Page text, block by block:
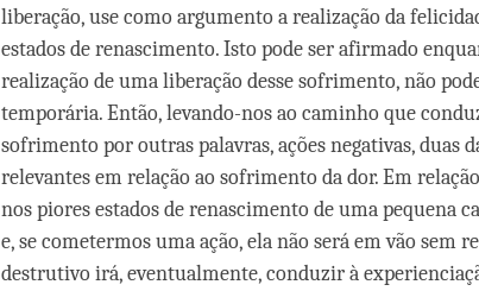
liberação, use como argumento a realização da
estados de renascimento. Isto pode ser afirmado
realização de uma liberação desse sofrimento, não
temporária. Então, levando-nos ao caminho que
sofrimentopor outras palavras, ações negativas, duas
relevantes em relação ao sofrimento da dor.Em
nos piores estados de renascimentode uma pequena
e, se cometermos uma ação, ela não será em vãosem
destrutivo irá, eventualmente, conduzir à